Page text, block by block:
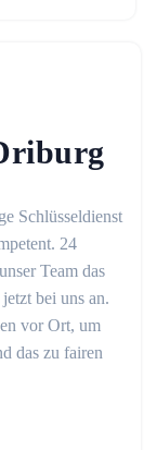
Schlüsseldienst
24
Team das
bei uns an.
vor Ort, um
das zu fairen